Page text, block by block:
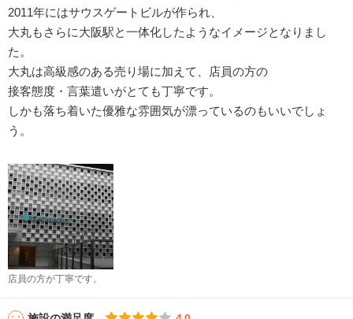
2011年にはサウスゲートビルが作られ、
大丸もさらに大阪駅と一体化したようなイメージとなりまし
た。
大丸は高級感のある売り場に加えて、店員の方の
接客態度・言葉遣いがとても丁寧です。
しかも落ち着いた優雅な雰囲気が漂っているのもいいでしょ
う。
店員の方が丁寧です。